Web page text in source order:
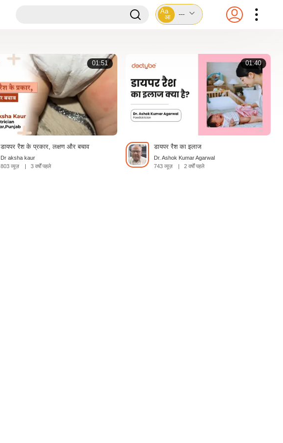
Aa
आ
---
01:51
डायपर रैश के प्रकार, लक्षण और बचाव
Dr aksha kaur
803 व्यूज़
| 3 वर्षों पहले
01:40
डायपर रैश का इलाज
Dr. Ashok Kumar Agarwal
743 व्यूज़
| 2 वर्षों पहले